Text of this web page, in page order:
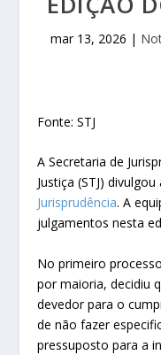
mar 13, 2026 |
Fonte: STJ
A Secretaria de
Justiça (STJ) divulgou
Jurisprudência. A
julgamentos nesta
No primeiro
por maioria, decidiu
devedor para o
de não fazer
pressuposto para a